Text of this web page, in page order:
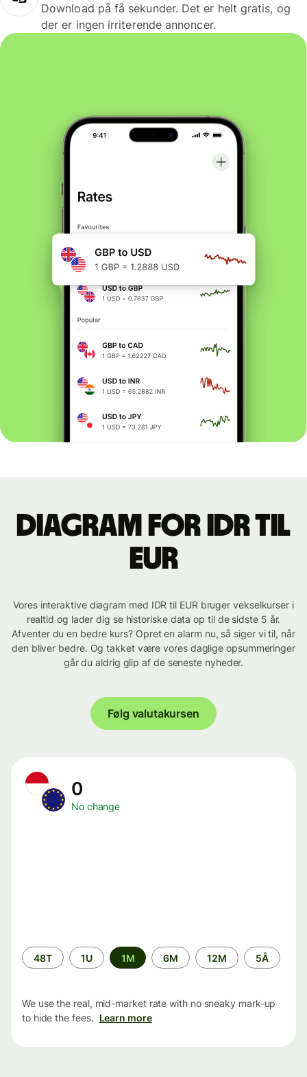
Download på få sekunder. Det er helt gratis, og
der er ingen irriterende annoncer.
Diagram for IDR til
EUR
Vores interaktive diagram med IDR til EUR bruger vekselkurser i
realtid og lader dig se historiske data op til de sidste 5 år.
Afventer du en bedre kurs? Opret en alarm nu, så siger vi til, når
den bliver bedre. Og takket være vores daglige opsummeringer
går du aldrig glip af de seneste nyheder.
Følg valutakursen
0
No change
Time
period
48T 1U 1M 6M 12M 5Å
We use the real, mid-market rate with no sneaky mark-up
to hide the fees. Learn more